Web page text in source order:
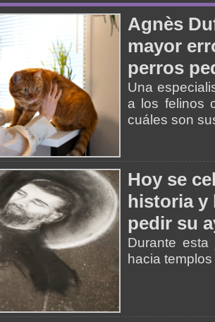
Agnès
mayor
perros
Una
a los felinos
cuáles son
Hoy se
historia y
pedir su
Durante esta
hacia